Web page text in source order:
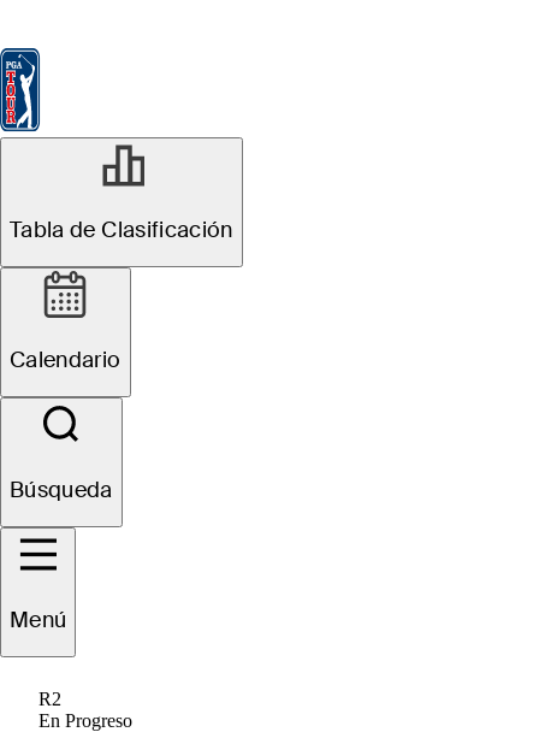
Tabla de Clasificación
Calendario
Búsqueda
Menú
R2
En Progreso